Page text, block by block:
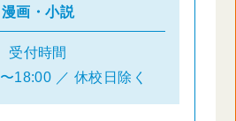
漫画・小説
受付時間
18:00 ／ 休校日除く